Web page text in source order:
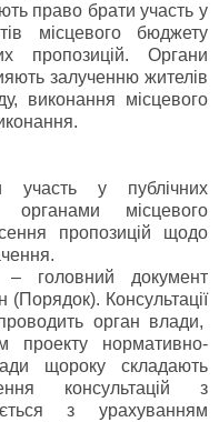
право брати участь у
місцевого бюджету
пропозицій. Органи
залученню жителів
виконання місцевого
у публічних
органами місцевого
пропозицій щодо
– головний документ
Консультації
орган влади,
проекту нормативно-
щороку складають
консультацій з
з урахуванням